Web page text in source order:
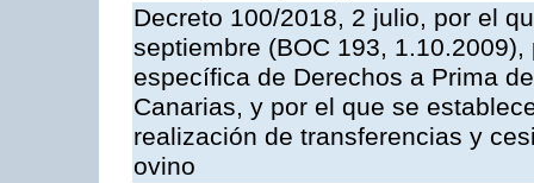
Decreto 100/2018, 2 julio, por el
septiembre (BOC 193,
específica de Derechos a Prima
Canarias, y por el que se
realización de transferencias y
ovino